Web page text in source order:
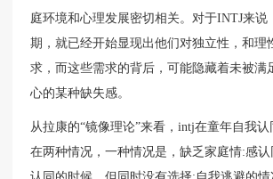
庭环境和心理发展密切相关。对于INTJ来说
期，就已经开始显现出他们对独立性，和理
求，而这些需求的背后，可能隐藏着未被满
心的某种缺失感。
从拉康的“镜像理论”来看，intj在童年自我
在两种情况，一种情况是，缺乏家庭情:感